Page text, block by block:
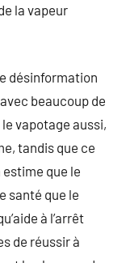
la vapeur
désinformation
beaucoup de
vapotage aussi,
tandis que ce
estime que le
santé que le
à l’arrêt
de réussir à